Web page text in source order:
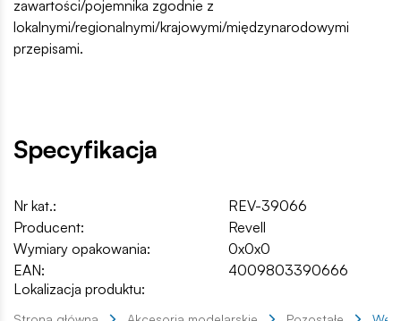
zawartości/pojemnika zgodnie z
lokalnymi/regionalnymi/krajowymi/międzynarodowymi
przepisami.
Specyfikacja
Nr kat.:
REV-39066
Producent:
Revell
Wymiary opakowania:
0x0x0
EAN:
4009803390666
Lokalizacja produktu: